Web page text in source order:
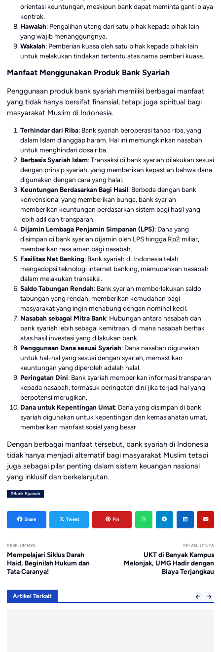
orientasi keuntungan, meskipun bank dapat meminta ganti biaya
kontrak.
Hawalah: Pengalihan utang dari satu pihak kepada pihak lain
yang wajib menanggungnya.
Wakalah: Pemberian kuasa oleh satu pihak kepada pihak lain
untuk melakukan tindakan tertentu atas nama pemberi kuasa.
Manfaat Menggunakan Produk Bank Syariah
Penggunaan produk bank syariah memiliki berbagai manfaat
yang tidak hanya bersifat finansial, tetapi juga spiritual bagi
masyarakat Muslim di Indonesia.
Terhindar dari Riba: Bank syariah beroperasi tanpa riba, yang
dalam Islam dianggap haram. Hal ini memungkinkan nasabah
untuk menghindari dosa riba.
Berbasis Syariah Islam: Transaksi di bank syariah dilakukan sesuai
dengan prinsip syariah, yang memberikan kepastian bahwa dana
digunakan dengan cara yang halal.
Keuntungan Berdasarkan Bagi Hasil: Berbeda dengan bank
konvensional yang memberikan bunga, bank syariah
memberikan keuntungan berdasarkan sistem bagi hasil yang
lebih adil dan transparan.
Dijamin Lembaga Penjamin Simpanan (LPS): Dana yang
disimpan di bank syariah dijamin oleh LPS hingga Rp2 miliar,
memberikan rasa aman bagi nasabah.
Fasilitas Net Banking: Bank syariah di Indonesia telah
mengadopsi teknologi internet banking, memudahkan nasabah
dalam melakukan transaksi.
Saldo Tabungan Rendah: Bank syariah memberlakukan saldo
tabungan yang rendah, memberikan kemudahan bagi
masyarakat yang ingin menabung dengan nominal kecil.
Nasabah sebagai Mitra Bank: Hubungan antara nasabah dan
bank syariah lebih sebagai kemitraan, di mana nasabah berhak
atas hasil investasi yang dilakukan bank.
Penggunaan Dana sesuai Syariah: Dana nasabah digunakan
untuk hal-hal yang sesuai dengan syariah, memastikan
keuntungan yang diperoleh adalah halal.
Peringatan Dini: Bank syariah memberikan informasi transparan
kepada nasabah, termasuk peringatan dini jika terjadi hal yang
berpotensi merugikan.
Dana untuk Kepentingan Umat: Dana yang disimpan di bank
syariah digunakan untuk kepentingan dan kemaslahatan umat,
memberikan manfaat sosial yang besar.
Dengan berbagai manfaat tersebut, bank syariah di Indonesia
tidak hanya menjadi alternatif bagi masyarakat Muslim tetapi
juga sebagai pilar penting dalam sistem keuangan nasional
yang inklusif dan berkelanjutan.
#Bank Syariah
Share Tweet Pin
SEBELUMNYA
Mempelajari Siklus Darah
Haid, Beginilah Hukum dan
Tata Caranya!
SELANJUTNYA
UKT di Banyak Kampus
Melonjak, UMG Hadir dengan
Biaya Terjangkau
Artikel Terkait